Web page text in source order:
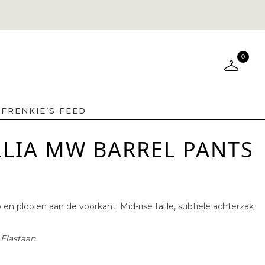
0
FRENKIE’S FEED
MW BARREL PANTS
plooien aan de voorkant. Mid-rise taille, subtiele achterzak